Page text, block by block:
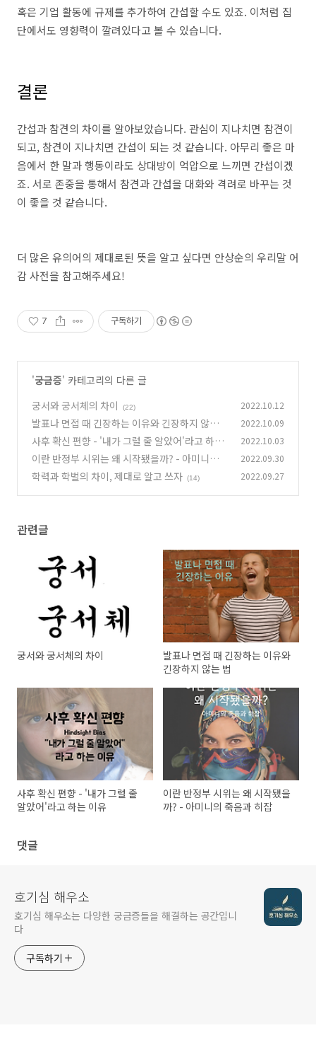
혹은 기업 활동에 규제를 추가하여 간섭할 수도 있죠. 이처럼 집
단에서도 영향력이 깔려있다고 볼 수 있습니다.
결론
간섭과 참견의 차이를 알아보았습니다. 관심이 지나치면 참견이
되고, 참견이 지나치면 간섭이 되는 것 같습니다. 아무리 좋은 마
음에서 한 말과 행동이라도 상대방이 억압으로 느끼면 간섭이겠
죠. 서로 존중을 통해서 참견과 간섭을 대화와 격려로 바꾸는 것
이 좋을 것 같습니다.
더 많은 유의어의 제대로된 뜻을 알고 싶다면 안상순의 우리말 어
감 사전을 참고해주세요!
7 구독하기
'궁금증' 카테고리의 다른 글
궁서와 궁서체의 차이
(22) 2022.10.12
발표나 면접 때 긴장하는 이유와 긴장하지 않는
법 (6)
2022.10.09
사후 확신 편향 - '내가 그럴 줄 알았어'라고 하는
이유 (7)
2022.10.03
이란 반정부 시위는 왜 시작됐을까? - 아미니의
죽음과 히잡
(14)
2022.09.30
학력과 학벌의 차이, 제대로 알고 쓰자 (14) 2022.09.27
관련글
궁서와 궁서체의 차이
발표나 면접 때 긴장하는 이유와
긴장하지 않는 법
사후 확신 편향 - '내가 그럴 줄
알았어'라고 하는 이유
이란 반정부 시위는 왜 시작됐을
까? - 아미니의 죽음과 히잡
댓글
호기심 해우소
호기심 해우소는 다양한 궁금증들을 해결하는 공간입니
다
구독하기